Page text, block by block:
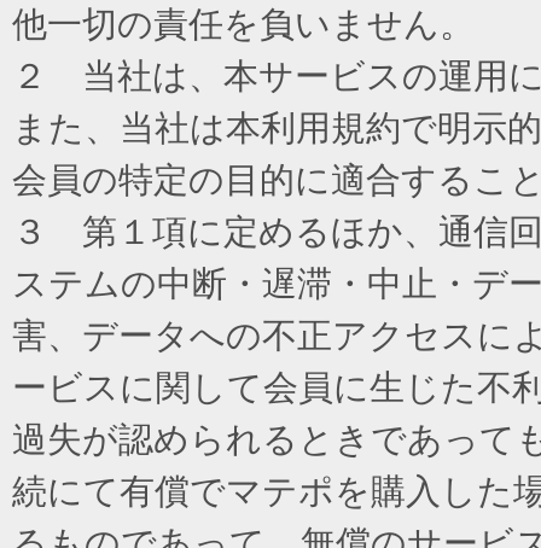
他一切の責任を負いません。
２ 当社は、本サービスの運用
また、当社は本利用規約で明示
会員の特定の目的に適合するこ
３ 第１項に定めるほか、通信
ステムの中断・遅滞・中止・デ
害、データへの不正アクセスに
ービスに関して会員に生じた不
過失が認められるときであって
続にて有償でマテポを購入した